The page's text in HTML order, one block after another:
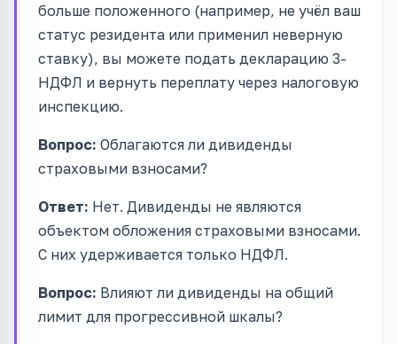
больше положенного (например, не учёл ваш
статус резидента или применил неверную
ставку), вы можете подать декларацию 3-
НДФЛ и вернуть переплату через налоговую
инспекцию.
Вопрос: Облагаются ли дивиденды
страховыми взносами?
Ответ: Нет. Дивиденды не являются
объектом обложения страховыми взносами.
С них удерживается только НДФЛ.
Вопрос: Влияют ли дивиденды на общий
лимит для прогрессивной шкалы?